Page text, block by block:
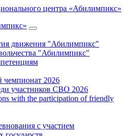
движения "Абилимпикс"
"Абилимпикс"
2026
участников СВО 2026
with the participation of friendly
с участием